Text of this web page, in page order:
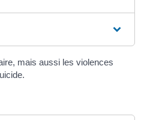
mais aussi les violences